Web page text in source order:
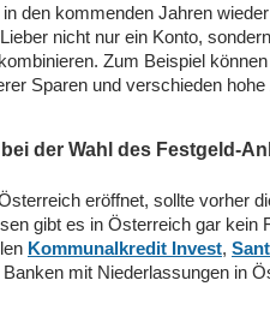
den kommenden Jahren
nicht nur ein Konto,
Zum Beispiel
Sparen und verschieden
der Wahl des Festgeld-
eröffnet, sollte vorher
gibt es in Österreich gar
Kommunalkredit Invest,
mit Niederlassungen in